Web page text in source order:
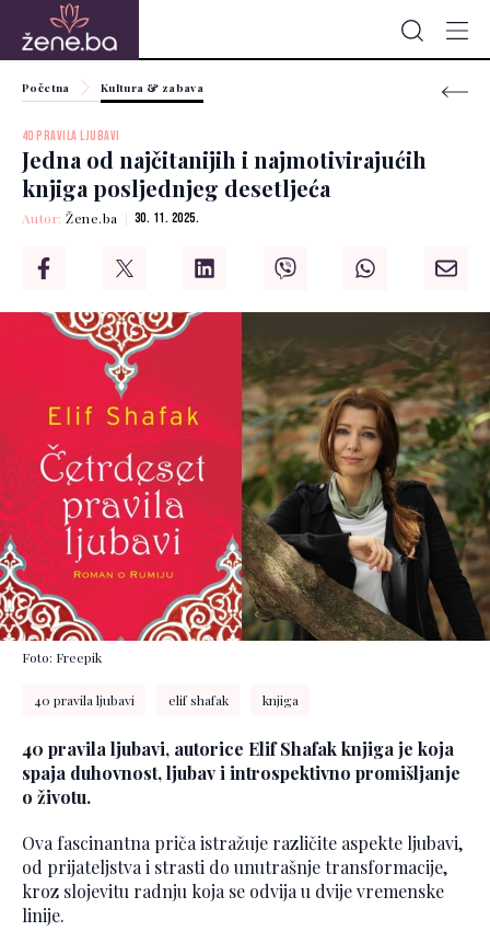
Početna Kultura & zabava
40 PRAVILA LJUBAVI
Jedna od najčitanijih i najmotivirajućih
knjiga posljednjeg desetljeća
Autor:Žene.ba 30. 11. 2025.
Foto: Freepik
40 pravila ljubavi elif shafak knjiga
40 pravila ljubavi, autorice Elif Shafak knjiga je koja
spaja duhovnost, ljubav i introspektivno promišljanje
o životu.
Ova fascinantna priča istražuje različite aspekte ljubavi,
od prijateljstva i strasti do unutrašnje transformacije,
kroz slojevitu radnju koja se odvija u dvije vremenske
linije.